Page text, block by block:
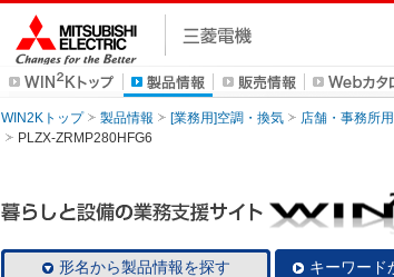
WIN2Kトップ 製品情報 [業務用]空調・換気 店舗・事務所
PLZX-ZRMP280HFG6
形名から製品情報を探す キーワード